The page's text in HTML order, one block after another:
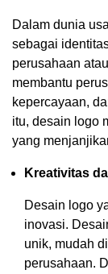
Dalam dunia
sebagai
perusahaan
membantu
kepercayaan,
itu, desain logo
yang
Kreativitas
Desain logo
inovasi.
unik, mudah
perusahaan.